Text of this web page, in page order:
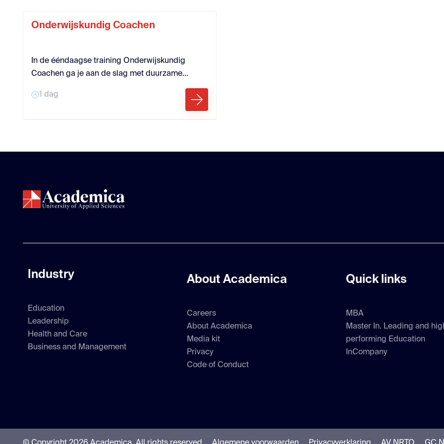
Onderwijskundig Coachen
In de ééndaagse training Onderwijskundig
Coachen ga je aan de slag met duurzame
onderwijskundig coachen. Bij deze
regelmatig bij collega’s in de klas, geven
1 dag
Industry
Education
Leadership
Health and Care
Business and Management
About Academica
Careers
About Academica
Media kit
Privacy
Code of Conduct
Quick links
MBA
Master In. Leading and
performing Education
InCompany